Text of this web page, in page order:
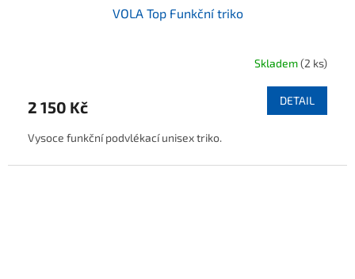
VOLA Top Funkční triko
Skladem(2 ks)
2 150 Kč DETAIL
Vysoce funkční podvlékací unisex triko.